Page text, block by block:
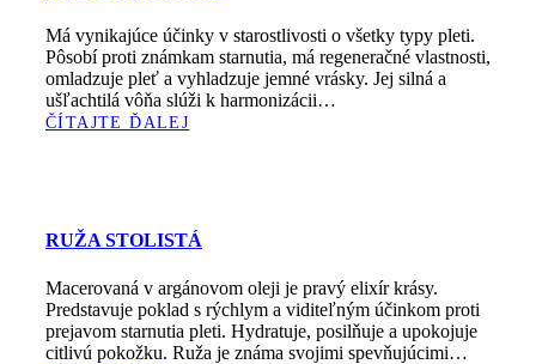
Má vynikajúce účinky v starostlivosti o všetky typy pleti.
Pôsobí proti známkam starnutia, má regeneračné vlastnosti,
omladzuje pleť a vyhladzuje jemné vrásky. Jej silná a
ušľachtilá vôňa slúži k harmonizácii…
ČÍTAJTE ĎALEJ
RUŽA STOLISTÁ
Macerovaná v argánovom oleji je pravý elixír krásy.
Predstavuje poklad s rýchlym a viditeľným účinkom proti
prejavom starnutia pleti. Hydratuje, posilňuje a upokojuje
citlivú pokožku. Ruža je známa svojimi spevňujúcimi…